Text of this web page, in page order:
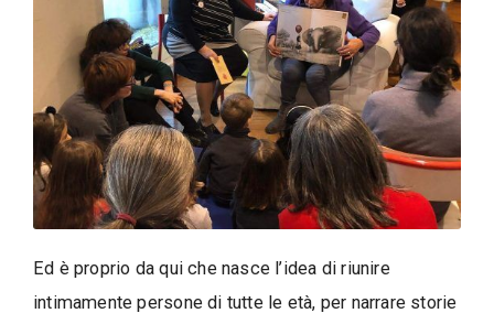
Ed è proprio da qui che nasce l’idea di riunire
intimamente persone di tutte le età, per narrare storie